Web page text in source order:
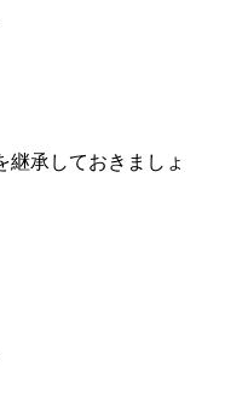
継承しておきましょ